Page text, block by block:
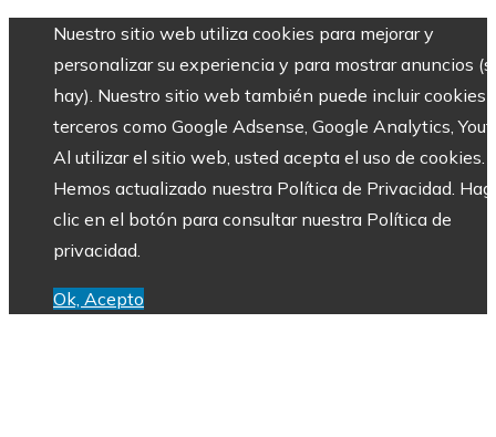
Nuestro sitio web utiliza cookies para mejorar y
personalizar su experiencia y para mostrar anuncios
hay). Nuestro sitio web también puede incluir cookies
terceros como Google Adsense, Google Analytics,
Al utilizar el sitio web, usted acepta el uso de cookies.
Hemos actualizado nuestra Política de Privacidad.
clic en el botón para consultar nuestra Política de
privacidad.
Ok, Acepto